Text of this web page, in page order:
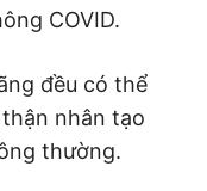
COVID.
đều có thể
nhân tạo
thường.